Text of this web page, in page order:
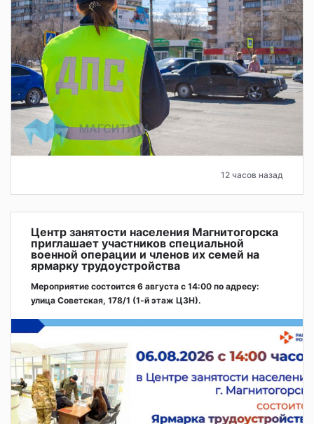
12 часов назад
Центр занятости населения Магнитогорска
приглашает участников специальной
военной операции и членов их семей на
ярмарку трудоустройства
Мероприятие состоится 6 августа с 14:00 по адресу:
улица Советская, 178/1 (1‑й этаж ЦЗН).